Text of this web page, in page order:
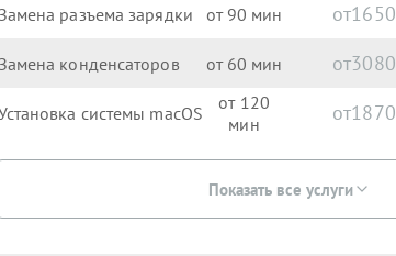
Замена разъема зарядки 90 1650
Замена конденсаторов 60 3080
системы macOS 120 1870
Показать все услуги